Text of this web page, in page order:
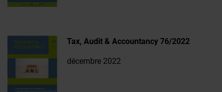
Tax, Audit & Accountancy 76/2022
décembre 2022